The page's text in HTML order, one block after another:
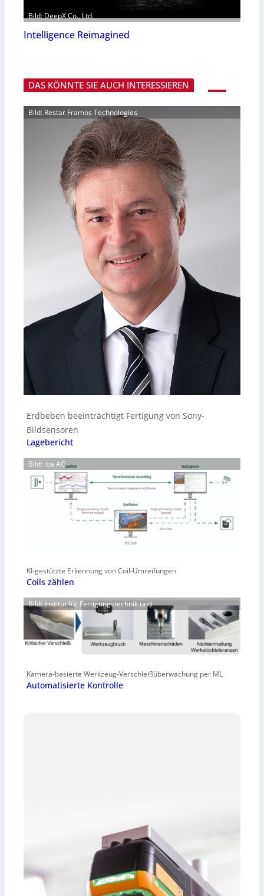
Bild: DeepX Co., Ltd.
Intelligence Reimagined
DAS KÖNNTE SIE AUCH INTERESSIEREN
Bild: Restar Framos Technologies
Erdbeben beeinträchtigt Fertigung von Sony-
Bildsensoren
Lagebericht
Bild: iba AG
KI-gestützte Erkennung von Coil-Umreifungen
Coils zählen
Bild: Institut für Fertigungstechnik und
Kamera-basierte Werkzeug-Verschleißüberwachung per ML
Automatisierte Kontrolle